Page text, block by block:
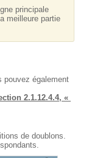
principale
meilleure partie
pouvez également
2.1.12.4.4, «
de doublons.